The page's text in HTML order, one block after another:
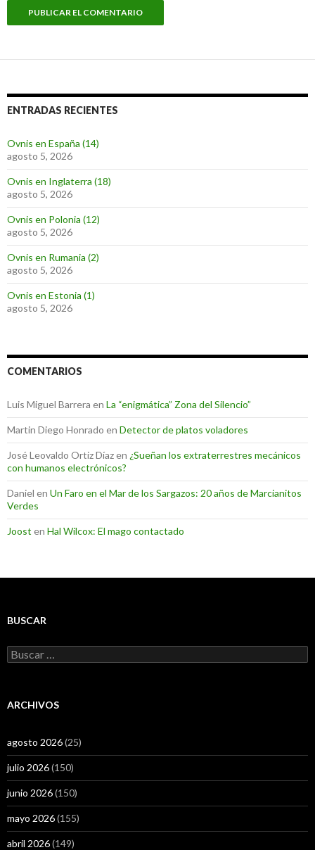
ENTRADAS RECIENTES
Ovnis en España (14)
agosto 5, 2026
Ovnis en Inglaterra (18)
agosto 5, 2026
Ovnis en Polonia (12)
agosto 5, 2026
Ovnis en Rumania (2)
agosto 5, 2026
Ovnis en Estonia (1)
agosto 5, 2026
COMENTARIOS
Luis Miguel Barrera en La “enigmática” Zona del Silencio”
Martin Diego Honrado en Detector de platos voladores
José Leovaldo Ortiz Díazen ¿Sueñan los extraterrestres mecánicos
con humanos electrónicos?
Daniel en Un Faro en el Mar de los Sargazos: 20 años de Marcianitos
Verdes
Joost en Hal Wilcox: El mago contactado
BUSCAR
Buscar:
ARCHIVOS
agosto 2026(25)
julio 2026(150)
junio 2026(150)
mayo 2026(155)
abril 2026(149)